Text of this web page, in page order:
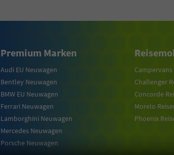
Premium Marken
Audi EU Neuwagen
Bentley Neuwagen
BMW EU Neuwagen
Ferrari Neuwagen
Lamborghini Neuwagen
Mercedes Neuwagen
Porsche Neuwagen
Campervans
Challenger
Concorde
Morelo
Phoenix